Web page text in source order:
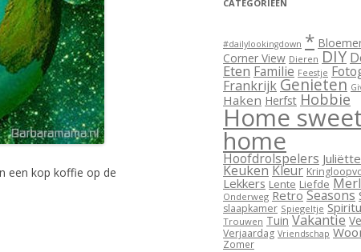
een kop koffie op de
CATEGORIEËN
#dailylookingdown *
Corner View Dieren DIY
Eten Familie Feestje
Frankrijk Genieten
Haken Herfst Hobbie
Home sweet
home
Hoofdrolspelers Juliëtte
KeukenKleur
Lekkers Lente Liefde
Onderweg Retro Seasons
slaapkamer Spiegeltje
Trouwen Tuin Vakantie
Verjaardag Vriendschap
Zomer